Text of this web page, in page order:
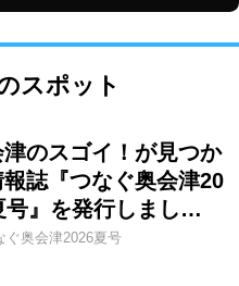
スポット
のスゴイ！が見つか
報誌『つなぐ奥会津20
号』を発行しまし…
ぐ奥会津2026夏号